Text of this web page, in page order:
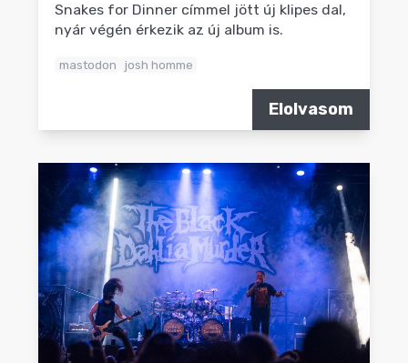
Snakes for Dinner címmel jött új klipes dal,
nyár végén érkezik az új album is.
mastodon josh homme
Elolvasom